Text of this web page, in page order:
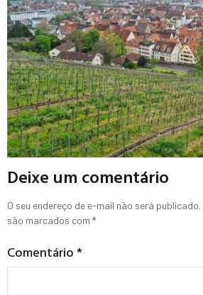
Deixe um comentário
O seu endereço de e-mail não será publicado.
são marcados com *
Comentário*